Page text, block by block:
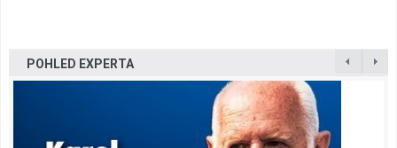
POHLED EXPERTA